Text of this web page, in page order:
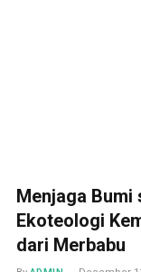
Menjaga Bumi
Ekoteologi
dari Merbabu